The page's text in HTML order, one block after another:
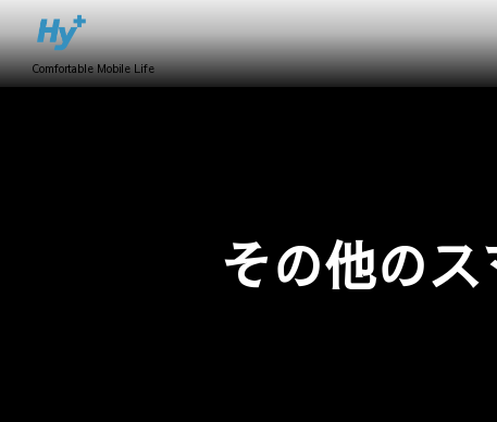
Comfortable Mobile Life
その他の